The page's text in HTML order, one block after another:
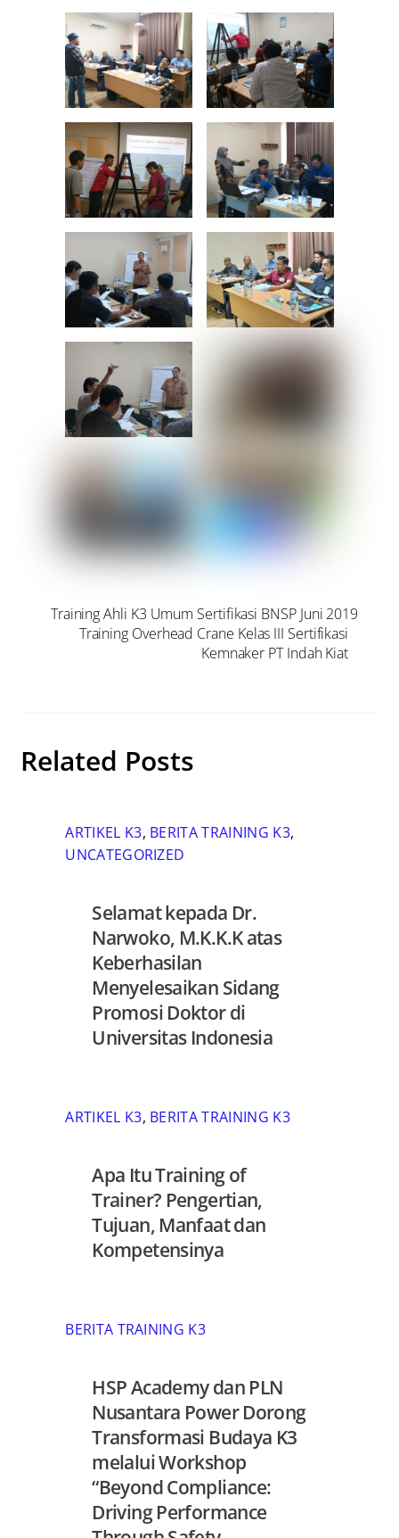
Training Ahli K3 Umum Sertifikasi BNSP Juni 2019
Training Overhead Crane Kelas III Sertifikasi
Kemnaker PT Indah Kiat
Related Posts
ARTIKEL K3, BERITA TRAINING K3,
UNCATEGORIZED
Selamat kepada Dr.
Narwoko, M.K.K.K atas
Keberhasilan
Menyelesaikan Sidang
Promosi Doktor di
Universitas Indonesia
ARTIKEL K3, BERITA TRAINING K3
Apa Itu Training of
Trainer? Pengertian,
Tujuan, Manfaat dan
Kompetensinya
BERITA TRAINING K3
HSP Academy dan PLN
Nusantara Power Dorong
Transformasi Budaya K3
melalui Workshop
“Beyond Compliance:
Driving Performance